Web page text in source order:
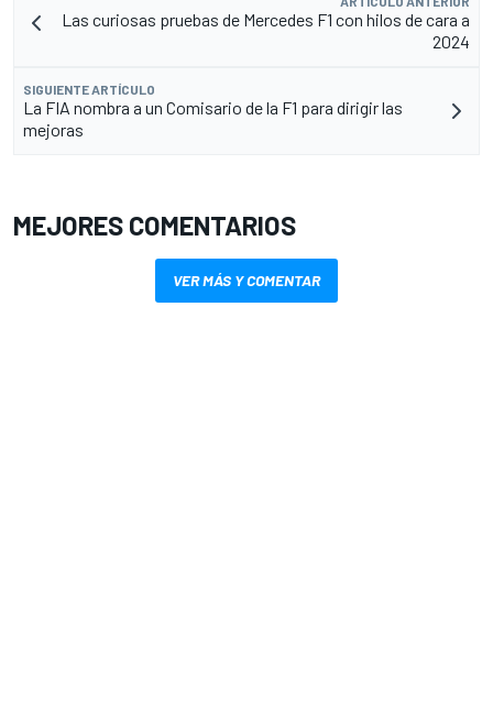
Las curiosas pruebas de Mercedes F1 con hilos de cara a
2024
SIGUIENTE ARTÍCULO
La FIA nombra a un Comisario de la F1 para dirigir las
mejoras
MEJORES COMENTARIOS
VER MÁS Y COMENTAR